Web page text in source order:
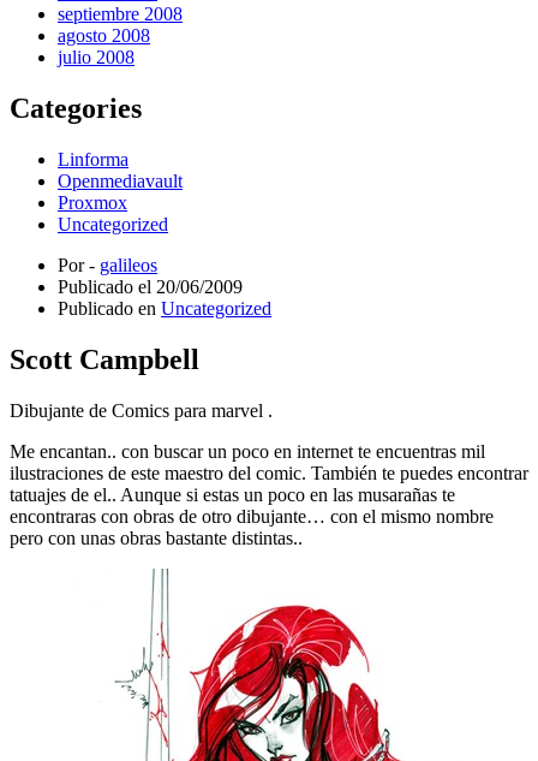
septiembre 2008
agosto 2008
julio 2008
Categories
Linforma
Openmediavault
Proxmox
Uncategorized
Por - galileos
Publicado el 20/06/2009
Publicado en Uncategorized
Scott Campbell
Dibujante de Comics para marvel .
Me encantan.. con buscar un poco en internet te encuentras mil
ilustraciones de este maestro del comic. También te puedes encontrar
tatuajes de el.. Aunque si estas un poco en las musarañas te
encontraras con obras de otro dibujante… con el mismo nombre
pero con unas obras bastante distintas..